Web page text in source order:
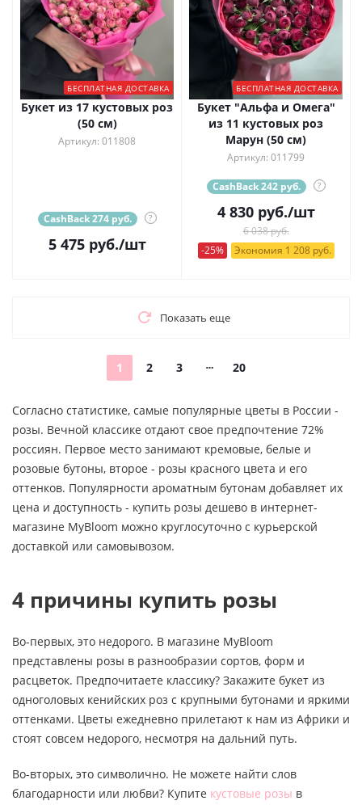
БЕСПЛАТНАЯ ДОСТАВКА
Букет из 17 кустовых роз
(50 см)
Артикул: 011808
CashBack 274 руб. ?
5 475руб./шт
БЕСПЛАТНАЯ ДОСТАВКА
Букет "Альфа и Омега"
из 11 кустовых роз
Марун (50 см)
Артикул: 011799
CashBack 242 руб. ?
4 830руб./шт
6 038 руб.
-25%
Экономия 1 208 руб.
Показать еще
1 2 3 20
Согласно статистике, самые популярные цветы в России -
розы. Вечной классике отдают свое предпочтение 72%
россиян. Первое место занимают кремовые, белые и
розовые бутоны, второе - розы красного цвета и его
оттенков. Популярности ароматным бутонам добавляет их
цена и доступность - купить розы дешево в интернет-
магазине MyBloom можно круглосуточно с курьерской
доставкой или самовывозом.
4 причины купить розы
Во-первых, это недорого. В магазине MyBloom
представлены розы в разнообразии сортов, форм и
расцветок. Предпочитаете классику? Закажите букет из
одноголовых кенийских роз с крупными бутонами и яркими
оттенками. Цветы ежедневно прилетают к нам из Африки и
стоят совсем недорого, несмотря на дальний путь.
Во-вторых, это символично. Не можете найти слов
благодарности или любви? Купите кустовые розы в